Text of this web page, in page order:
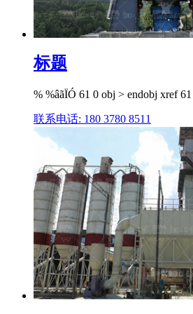
标题
% %âãÏÓ 61 0 obj > endobj xref
联系电话: 180 3780 8511